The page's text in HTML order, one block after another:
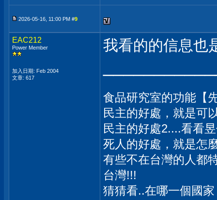
2026-05-16, 11:00 PM #9
EAC212
Power Member
加入日期: Feb 2004
文章: 617
我看的的信息也
食品研究室的功能【
民主的好處，就是可
民主的好處2....看看
死人的好處，就是怎
有些不在台灣的人都
台灣!!!
猜猜看..在哪一個國